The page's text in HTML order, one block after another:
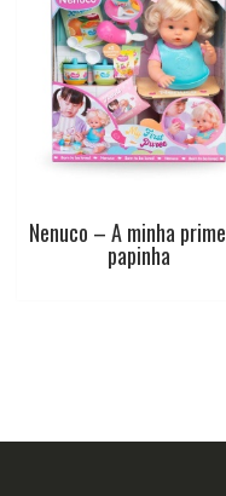
Nenuco – A minha
papinha